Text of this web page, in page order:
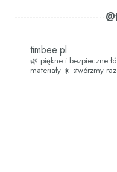
timbee.pl
🌿 piękne i bezpieczne
materiały ☀️ stwórzmy